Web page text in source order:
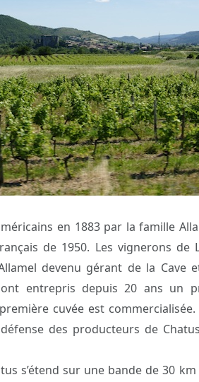
en 1883 par la famille
de 1950. Les vignerons de
devenu gérant de la Cave
ont entrepris depuis 20 ans un
cuvée est commercialisée.
des producteurs de
s’étend sur une bande de 30